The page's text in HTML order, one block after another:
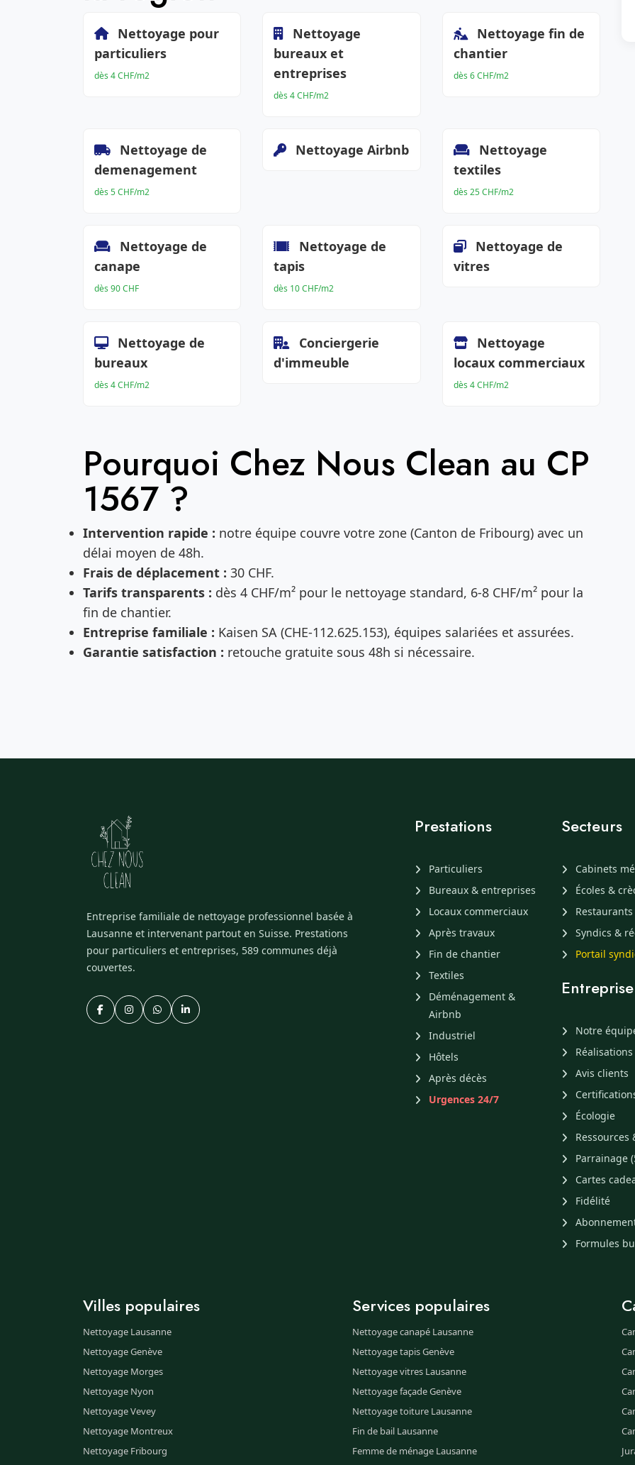
Nettoyage pour
particuliers
dès 4 CHF/m2
Nettoyage
bureaux et
entreprises
dès 4 CHF/m2
Nettoyage fin de
chantier
dès 6 CHF/m2
Nettoyage de
demenagement
dès 5 CHF/m2
Nettoyage Airbnb
Nettoyage
textiles
dès 25 CHF/m2
Nettoyage de
canape
dès 90 CHF
Nettoyage de
tapis
dès 10 CHF/m2
Nettoyage de
vitres
Nettoyage de
bureaux
dès 4 CHF/m2
Conciergerie
d'immeuble
Nettoyage
locaux commerciaux
dès 4 CHF/m2
Pourquoi Chez Nous Clean au CP
1567 ?
Intervention rapide : notre équipe couvre votre zone (Canton de Fribourg) avec un
délai moyen de 48h.
Frais de déplacement : 30 CHF.
Tarifs transparents : dès 4 CHF/m² pour le nettoyage standard, 6-8 CHF/m² pour la
fin de chantier.
Entreprise familiale : Kaisen SA (CHE-112.625.153), équipes salariées et assurées.
Garantie satisfaction : retouche gratuite sous 48h si nécessaire.
Entreprise familiale de nettoyage professionnel basée à
Lausanne et intervenant partout en Suisse. Prestations
pour particuliers et entreprises, 589 communes déjà
couvertes.
Prestations
Particuliers
Bureaux & entreprises
Locaux commerciaux
Après travaux
Fin de chantier
Textiles
Déménagement &
Airbnb
Industriel
Hôtels
Après décès
Urgences 24/7
Secteurs
Cabinets
Écoles &
Restaurants
Syndics &
Portail
Entreprise
Notre
Réalisations
Avis clients
Écologie
Ressources
Parrainage
Cartes
Fidélité
Formules
Villes populaires
Nettoyage Lausanne
Nettoyage Genève
Nettoyage Morges
Nettoyage Nyon
Nettoyage Vevey
Nettoyage Montreux
Nettoyage Fribourg
Services populaires
Nettoyage canapé Lausanne
Nettoyage tapis Genève
Nettoyage vitres Lausanne
Nettoyage façade Genève
Nettoyage toiture Lausanne
Fin de bail Lausanne
Femme de ménage Lausanne